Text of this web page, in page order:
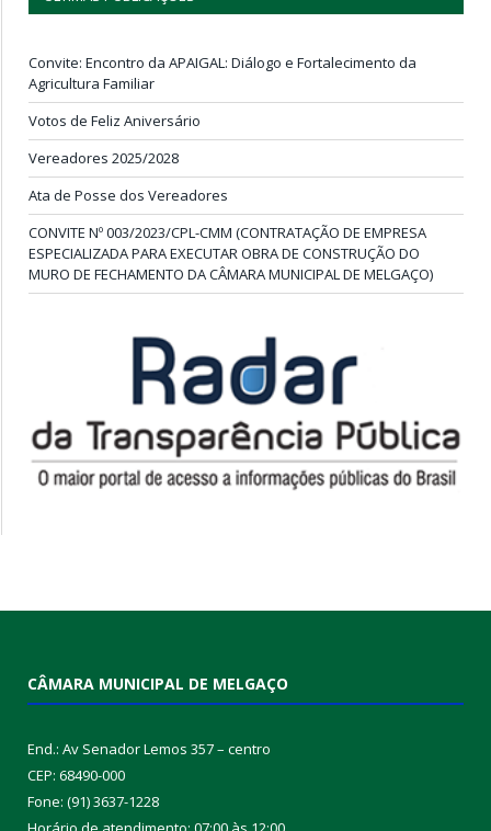
Convite: Encontro da APAIGAL: Diálogo e Fortalecimento da
Agricultura Familiar
Votos de Feliz Aniversário
Vereadores 2025/2028
Ata de Posse dos Vereadores
CONVITE Nº 003/2023/CPL-CMM (CONTRATAÇÃO DE EMPRESA
ESPECIALIZADA PARA EXECUTAR OBRA DE CONSTRUÇÃO DO
MURO DE FECHAMENTO DA CÂMARA MUNICIPAL DE MELGAÇO)
CÂMARA MUNICIPAL DE MELGAÇO
End.: Av Senador Lemos 357 – centro
CEP: 68490-000
Fone: (91) 3637-1228